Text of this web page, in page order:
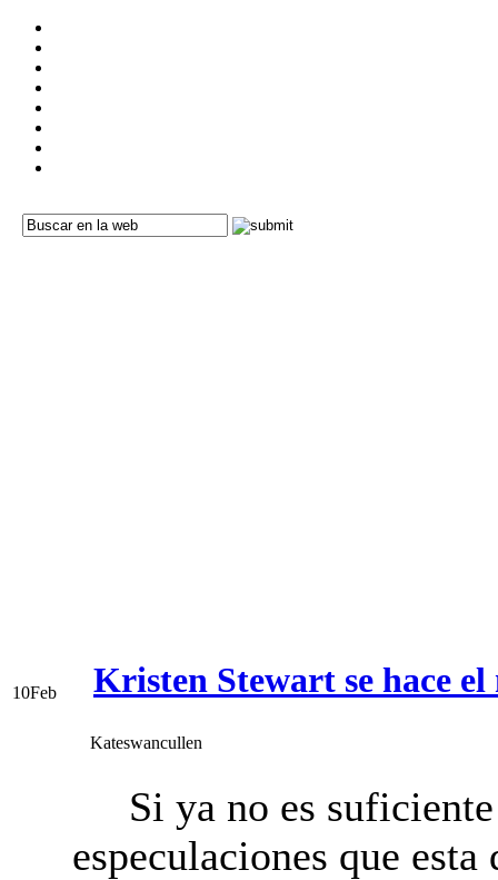
10Feb Kristen Stewart se hace
Kateswancullen
Si ya no es
especulaciones que